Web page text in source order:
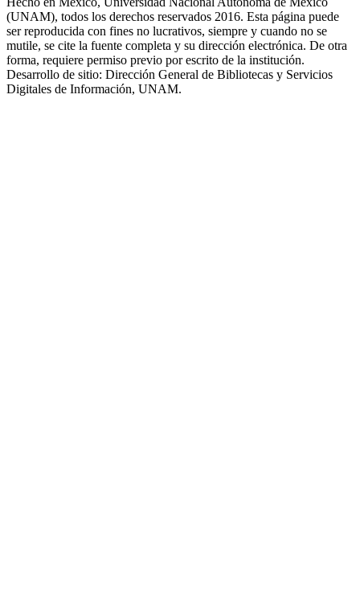
(UNAM), todos los derechos reservados 2016. Esta página puede
ser reproducida con fines no lucrativos, siempre y cuando no se
mutile, se cite la fuente completa y su dirección electrónica. De otra
forma, requiere permiso previo por escrito de la institución.
Desarrollo de sitio: Dirección General de Bibliotecas y Servicios
Digitales de Información, UNAM.